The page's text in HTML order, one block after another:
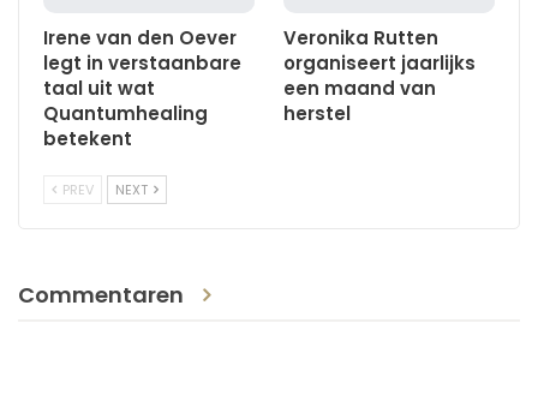
Irene van den Oever
legt in verstaanbare
taal uit wat
Quantumhealing
betekent
Veronika Rutten
organiseert jaarlijks
een maand van
herstel
PREV NEXT
Commentaren